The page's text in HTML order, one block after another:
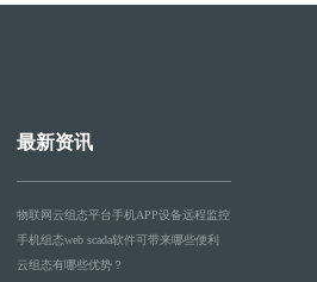
最新资讯
物联网云组态平台手机APP设备远程监控
手机组态web scada软件可带来哪些便利
云组态有哪些优势？